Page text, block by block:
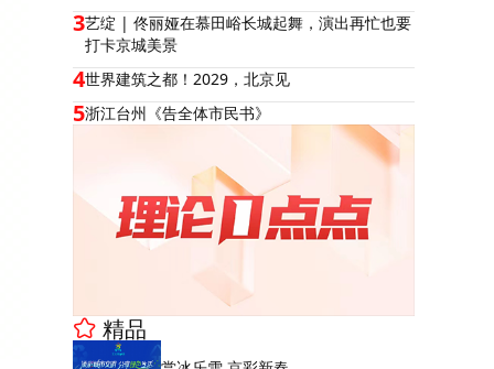
3艺绽 | 佟丽娅在慕田峪长城起舞，演出再忙也要
打卡京城美景
4世界建筑之都！2029，北京见
5浙江台州《告全体市民书》
精品